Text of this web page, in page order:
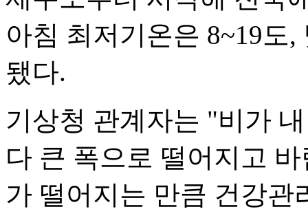
아침 최저기온은 8~19도
됐다.
기상청 관계자는 "비가
다 큰 폭으로 떨어지고
가 떨어지는 만큼 건강